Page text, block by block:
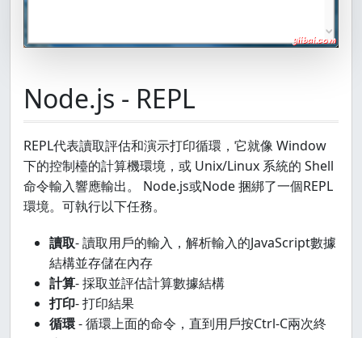
Node.js - REPL
REPL代表讀取評估和演示打印循環，它就像 Window
下的控制檯的計算機環境，或 Unix/Linux 系統的 Shell
命令輸入響應輸出。 Node.js或Node 捆綁了一個REPL
環境。可執行以下任務。
讀取- 讀取用戶的輸入，解析輸入的JavaScript數據
結構並存儲在內存
計算- 採取並評估計算數據結構
打印- 打印結果
循環- 循環上面的命令，直到用戶按Ctrl-C兩次終